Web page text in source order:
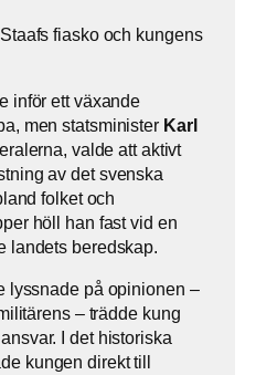
fiasko och kungens
inför ett växande
men statsminister Karl
valde att aktivt
av det svenska
folket och
höll han fast vid en
landets beredskap.
lyssnade på opinionen –
– trädde kung
I det historiska
kungen direkt till